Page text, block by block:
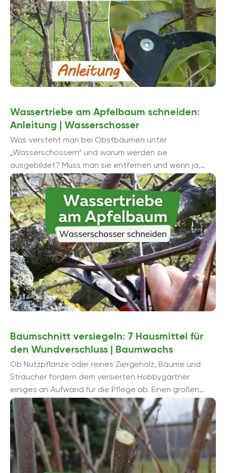
Wassertriebe am Apfelbaum schneiden:
Anleitung | Wasserschosser
Was versteht man bei Obstbäumen unter
„Wasserschossern“ und warum werden sie
ausgebildet? Muss man sie entfernen und wenn ja,
warum? Im nachfolgenden Beitrag erfahren Sie, was
Sie darüber ...
Baumschnitt versiegeln: 7 Hausmittel für
den Wundverschluss | Baumwachs
Ob Nutzpflanze oder reines Ziergehölz, Bäume und
Sträucher fordern dem versierten Hobbygärtner
einiges an Aufwand für die Pflege ab. Einen großen
Anteil daran hat ...